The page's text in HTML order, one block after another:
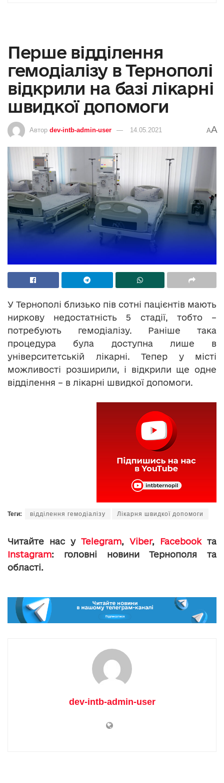
Перше відділення
гемодіалізу в Тернополі
відкрили на базі лікарні
швидкої допомоги
Автор dev-intb-admin-user 14.05.2021 AA
У Тернополі близько пів сотні пацієнтів мають
ниркову недостатність 5 стадії, тобто –
потребують гемодіалізу. Раніше така
процедура була доступна лише в
університетській лікарні. Тепер у місті
можливості розширили, і відкрили ще одне
відділення – в лікарні швидкої допомоги.
Теги: відділення гемодіалізу Лікарня швидкої допомоги
Читайте нас у Telegram, Viber, Facebookта
Instagram: головні новини Тернополя та
області.
dev-intb-admin-user